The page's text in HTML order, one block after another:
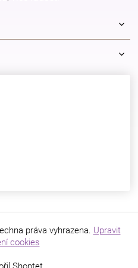
práva vyhrazena. Upravit
cookies